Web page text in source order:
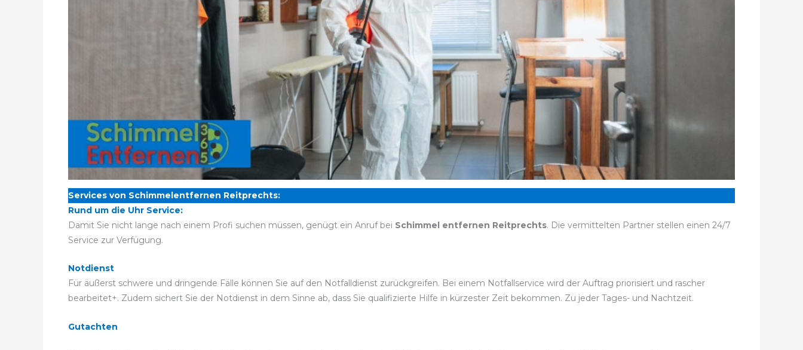
Services von Schimmelentfernen Reitprechts:
Rund um die Uhr Service:
Damit Sie nicht lange nach einem Profi suchen müssen, genügt ein Anruf bei Schimmel entfernen Reitprechts. Die vermittelten Partner stellen einen 24/7
Service zur Verfügung.
Notdienst
Für äußerst schwere und dringende Fälle können Sie auf den Notfalldienst zurückgreifen. Bei einem Notfallservice wird der Auftrag priorisiert und rascher
bearbeitet+. Zudem sichert Sie der Notdienst in dem Sinne ab, dass Sie qualifizierte Hilfe in kürzester Zeit bekommen. Zu jeder Tages- und Nachtzeit.
Gutachten